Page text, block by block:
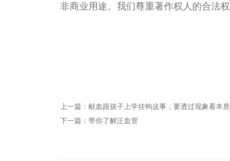
非商业用途。我们尊重著作权人的合法
上一篇： 献血跟孩子上学挂钩这事，要透过现象看本质
下一篇： 带你了解泛血管